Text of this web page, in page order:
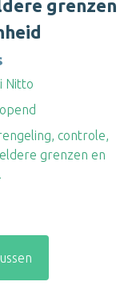
grenzen
Nitto
controle,
grenzen en